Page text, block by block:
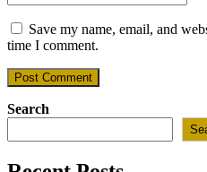
or
username
to
comment
email
address
to
comment
your
website
URL
Save my name, email, and
time I comment.
Search